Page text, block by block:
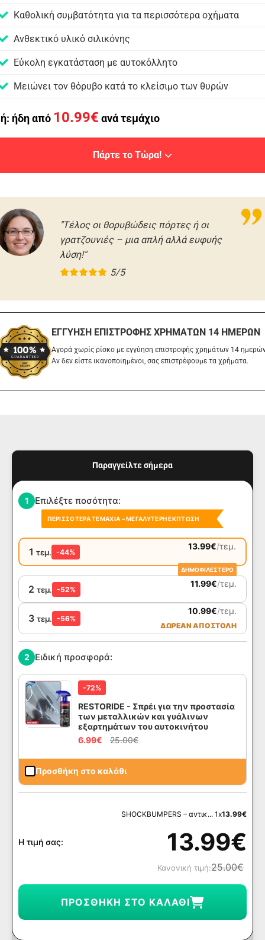
Καθολική συμβατότητα για τα περισσότερα οχήματα
Ανθεκτικό υλικό σιλικόνης
Εύκολη εγκατάσταση με αυτοκόλλητο
Μειώνει τον θόρυβο κατά το κλείσιμο των θυρών
ήδη από 10.99€ ανά τεμάχιο
Πάρτε το Τώρα!
"Τέλος οι θορυβώδεις πόρτες ή οι
γρατζουνιές – μια απλή αλλά ευφυής
λύση!"
5/5
ΕΓΓΎΗΣΗ ΕΠΙΣΤΡΟΦΉΣ ΧΡΗΜΆΤΩΝ 14 ΗΜΕΡΏΝ
Αγορά χωρίς ρίσκο με εγγύηση επιστροφής χρημάτων 14
Αν δεν είστε ικανοποιημένοι, σας επιστρέφουμε τα χρήματα.
Παραγγείλτε σήμερα
1 Επιλέξτε ποσότητα:
ΠΕΡΙΣΣΌΤΕΡΑ ΤΕΜΆΧΙΑ – ΜΕΓΑΛΎΤΕΡΗ ΈΚΠΤΩΣΗ
1 τεμ. -44%
13.99€/τεμ.
ΔΗΜΟΦΙΛΕΣΤΕΡΟ
2 τεμ. -52%
11.99€/τεμ.
3 τεμ. -56%
10.99€/τεμ.
ΔΩΡΕΑΝ ΑΠΟΣΤΟΛΗ
2 Ειδική προσφορά:
-72%
RESTORIDE - Σπρέι για την προστασία
των μεταλλικών και γυάλινων
εξαρτημάτων του αυτοκινήτου
6.99€ 25.00€
Προσθήκη στο καλάθι
SHOCKBUMPERS – αντικ... 1x13.99€
Η τιμή σας: 13.99€
Κανονική τιμή:25.00€
ΠΡΟΣΘΉΚΗ ΣΤΟ ΚΑΛΆΘΙ